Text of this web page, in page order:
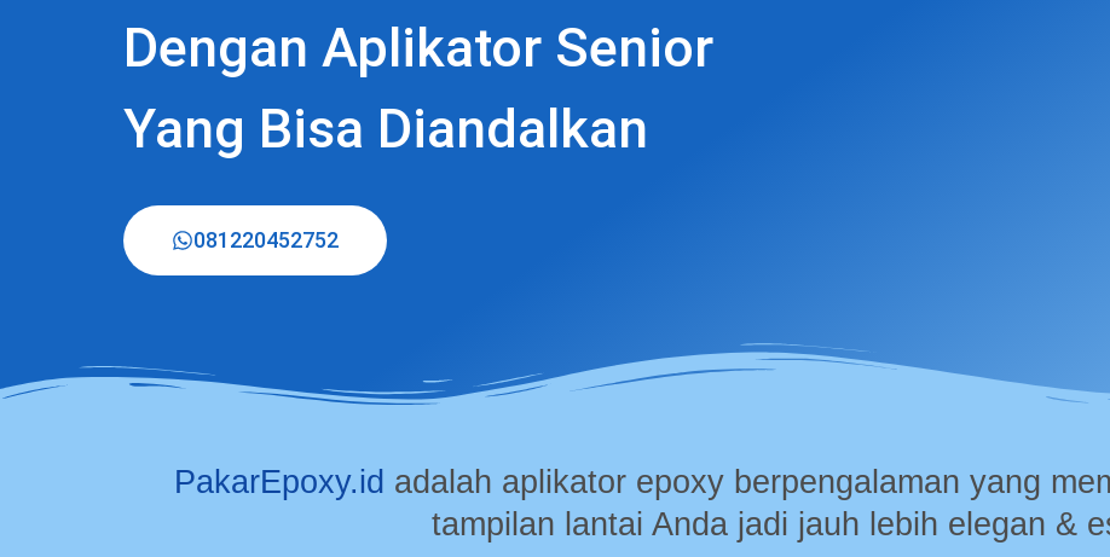
Dengan Aplikator Senior
Yang Bisa Diandalkan
081220452752
PakarEpoxy.id adalah aplikator epoxy berpengalaman yang
tampilan lantai Anda jadi jauh lebih elegan &